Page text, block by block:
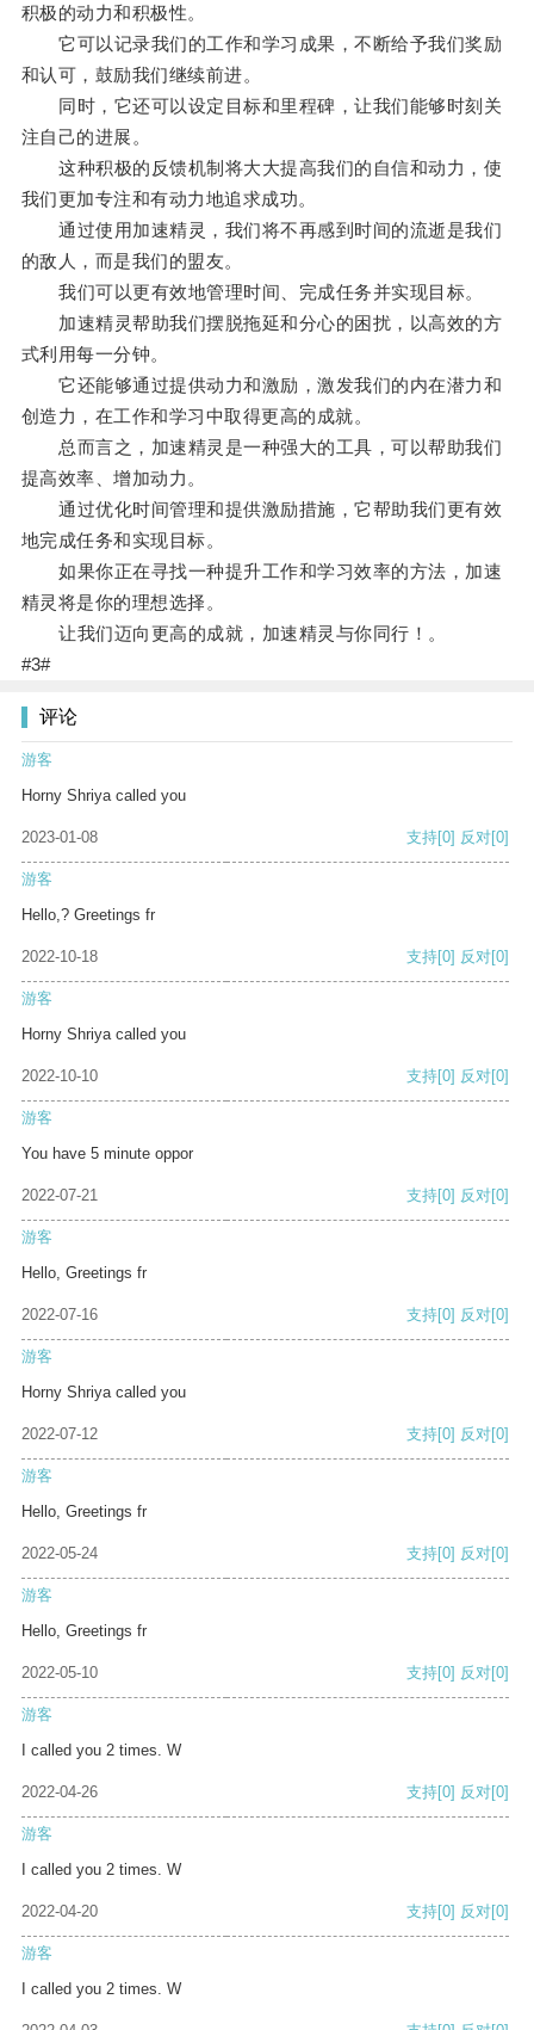
积极的动力和积极性。
它可以记录我们的工作和学习成果，不断给予我们奖励
和认可，鼓励我们继续前进。
同时，它还可以设定目标和里程碑，让我们能够时刻关
注自己的进展。
这种积极的反馈机制将大大提高我们的自信和动力，使
我们更加专注和有动力地追求成功。
通过使用加速精灵，我们将不再感到时间的流逝是我们
的敌人，而是我们的盟友。
我们可以更有效地管理时间、完成任务并实现目标。
加速精灵帮助我们摆脱拖延和分心的困扰，以高效的方
式利用每一分钟。
它还能够通过提供动力和激励，激发我们的内在潜力和
创造力，在工作和学习中取得更高的成就。
总而言之，加速精灵是一种强大的工具，可以帮助我们
提高效率、增加动力。
通过优化时间管理和提供激励措施，它帮助我们更有效
地完成任务和实现目标。
如果你正在寻找一种提升工作和学习效率的方法，加速
精灵将是你的理想选择。
让我们迈向更高的成就，加速精灵与你同行！。
#3#
评论
游客
Horny Shriya called you
2023-01-08 支持[0] 反对[0]
游客
Hello,? Greetings fr
2022-10-18 支持[0] 反对[0]
游客
Horny Shriya called you
2022-10-10 支持[0] 反对[0]
游客
You have 5 minute oppor
2022-07-21 支持[0] 反对[0]
游客
Hello, Greetings fr
2022-07-16 支持[0] 反对[0]
游客
Horny Shriya called you
2022-07-12 支持[0] 反对[0]
游客
Hello, Greetings fr
2022-05-24 支持[0] 反对[0]
游客
Hello, Greetings fr
2022-05-10 支持[0] 反对[0]
游客
I called you 2 times. W
2022-04-26 支持[0] 反对[0]
游客
I called you 2 times. W
2022-04-20 支持[0] 反对[0]
游客
I called you 2 times. W